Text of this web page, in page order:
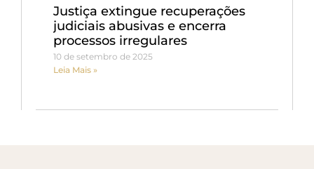
Justiça extingue recuperações
judiciais abusivas e encerra
processos irregulares
10 de setembro de 2025
Leia Mais »